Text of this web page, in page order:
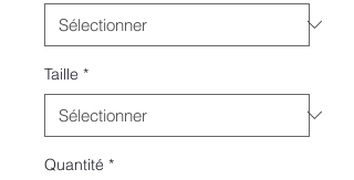
Taille *
Quantité *